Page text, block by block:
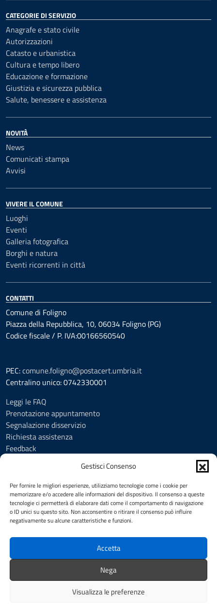
Gestisci Consenso
Per fornire le migliori esperienze, utilizziamo tecnologie come i cookie per
memorizzare e/o accedere alle informazioni del dispositivo. Il consenso a queste
tecnologie ci permetterà di elaborare dati come il comportamento di navigazione
o ID unici su questo sito. Non acconsentire o ritirare il consenso può influire
negativamente su alcune caratteristiche e funzioni.
Accetta
Nega
Visualizza le preferenze
CATEGORIE DI SERVIZIO
Anagrafe e stato civile
Autorizzazioni
Catasto e urbanistica
Cultura e tempo libero
Educazione e formazione
Giustizia e sicurezza pubblica
Salute, benessere e assistenza
NOVITÀ
News
Comunicati stampa
Avvisi
VIVERE IL COMUNE
Luoghi
Eventi
Galleria fotografica
Borghi e natura
Eventi ricorrenti in città
CONTATTI
Comune di Foligno
Piazza della Repubblica, 10, 06034 Foligno (PG)
Codice fiscale / P. IVA:00166560540
PEC:comune.foligno@postacert.umbria.it
Centralino unico: 0742330001
Leggi le FAQ
Prenotazione appuntamento
Segnalazione disservizio
Richiesta assistenza
Feedback
Informativa privacy
Cookie Policy (UE)
Social Media Policy
Note legali
SEGUICI SU
Facebook YouTube